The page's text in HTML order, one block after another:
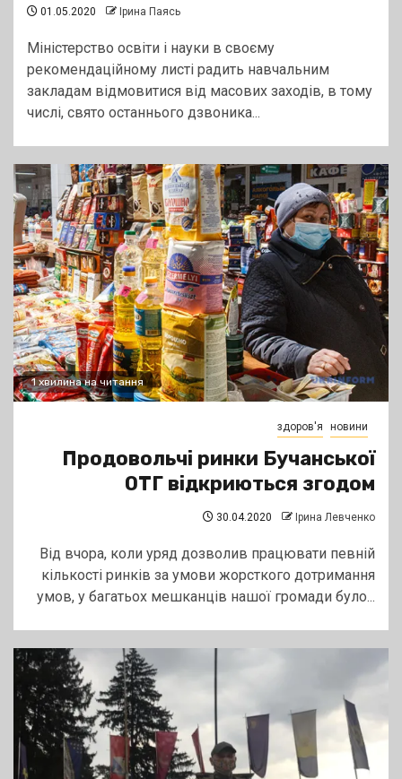
01.05.2020 Ірина Паясь
Міністерство освіти і науки в своєму
рекомендаційному листі радить навчальним
закладам відмовитися від масових заходів, в тому
числі, свято останнього дзвоника...
1 хвилина на читання
здоров'я новини
Продовольчі ринки Бучанської
ОТГ відкриються згодом
30.04.2020 Ірина Левченко
Від вчора, коли уряд дозволив працювати певній
кількості ринків за умови жорсткого дотримання
умов, у багатьох мешканців нашої громади було...